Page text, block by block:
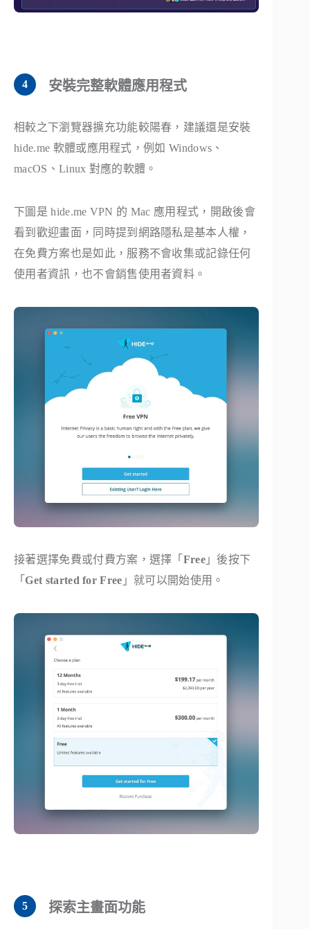
安裝完整軟體應用程式
相較之下瀏覽器擴充功能較陽春，建議還是安裝
hide.me 軟體或應用程式，例如 Windows、
macOS、Linux 對應的軟體。
下圖是 hide.me VPN 的 Mac 應用程式，開啟後會
看到歡迎畫面，同時提到網路隱私是基本人權，
在免費方案也是如此，服務不會收集或記錄任何
使用者資訊，也不會銷售使用者資料。
接著選擇免費或付費方案，選擇「 Free 」後按下
「Get started for Free 」就可以開始使用。
探索主畫面功能